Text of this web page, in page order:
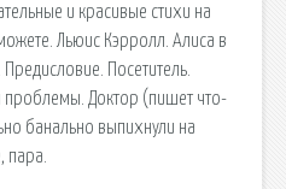
и красивые стихи на
Льюис Кэрролл. Алиса в
Посетитель.
проблемы. Доктор (пишет что-
банально выпихнули на
пара.